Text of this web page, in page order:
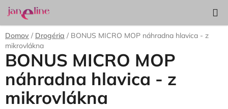
Prejsť
na
obsah
KOŠÍK
Domov / Drogéria / BONUS MICRO MOP náhradna hlavica - z
mikrovlákna
BONUS MICRO MOP
náhradna hlavica - z
mikrovlákna